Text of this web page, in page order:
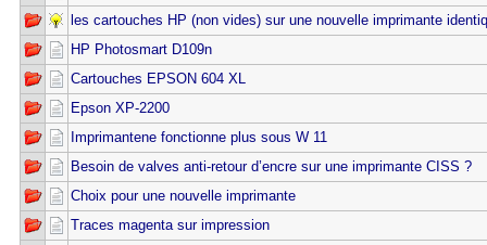
les cartouches HP (non vides) sur une nouvelle imprimante
HP Photosmart D109n
Cartouches EPSON 604 XL
Epson XP-2200
Imprimantene fonctionne plus sous W 11
Besoin de valves anti-retour d’encre sur une imprimante CISS ?
Choix pour une nouvelle imprimante
Traces magenta sur impression